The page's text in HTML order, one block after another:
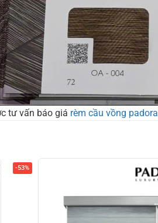
tư vấn báo giá rèm cầu vồng padora
-53%